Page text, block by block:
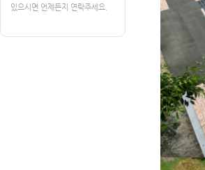
있으시면 언제든지 연락주세요.